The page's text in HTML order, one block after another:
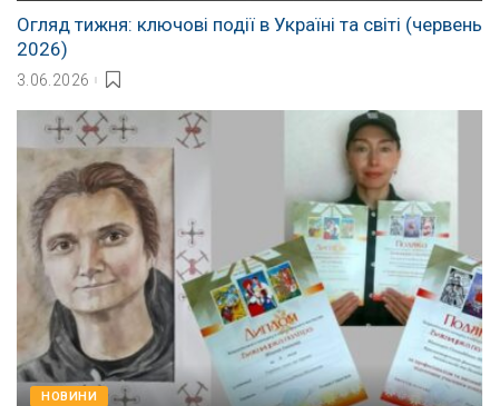
Огляд тижня: ключові події в Україні та світі (червень
2026)
3.06.2026
НОВИНИ